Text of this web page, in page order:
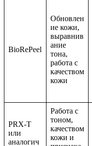
BioRePeel
Обновлен
ие кожи,
выравнив
ание
тона,
работа с
качеством
кожи
PRX-T
или
аналогич
Работа с
тоном,
качеством
кожи и